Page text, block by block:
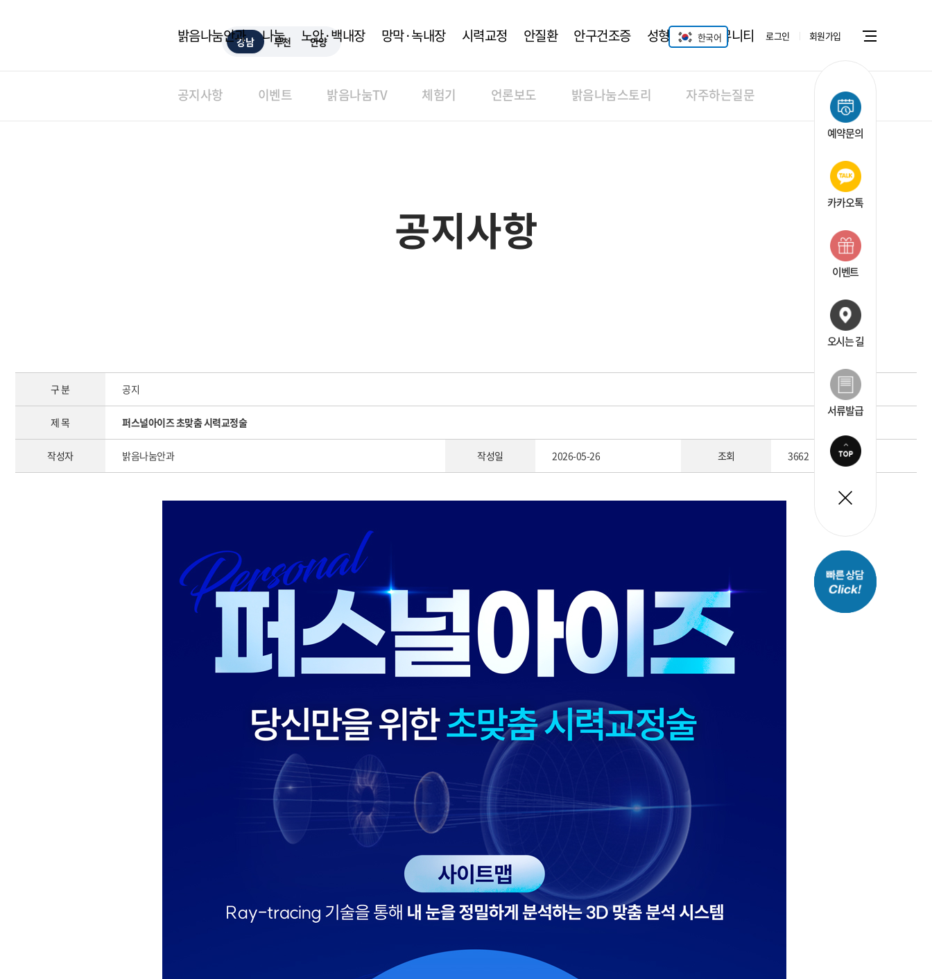
강남 부천 안양
밝음나눔안과 나눔 노안·백내장 망막·녹내장 시력교정 안질환 안구건조증 성형안과 커뮤니티
한국어 로그인 회원가입
공지사항 이벤트 밝음나눔TV 체험기 언론보도 밝음나눔스토리 자주하는질문
공지사항
구 분 공지
제 목 퍼스널아이즈 초맞춤 시력교정술
작성자 밝음나눔안과 작성일 2026-05-26 조회 3662
예약문의
카카오톡
이벤트
오시는 길
서류발급